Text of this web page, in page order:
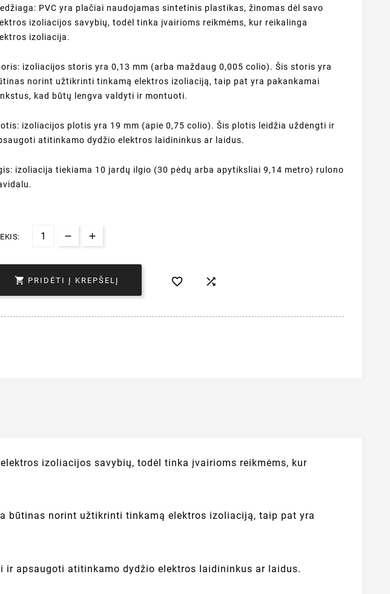
PVC yra plačiai naudojamas sintetinis plastikas, žinomas dėl savo
izoliacijos savybių, todėl tinka įvairioms reikmėms, kur reikalinga
izoliacija.
izoliacijos storis yra 0,13 mm (arba maždaug 0,005 colio). Šis storis yra
norint užtikrinti tinkamą elektros izoliaciją, taip pat yra pakankamai
kad būtų lengva valdyti ir montuoti.
izoliacijos plotis yra 19 mm (apie 0,75 colio). Šis plotis leidžia uždengti ir
atitinkamo dydžio elektros laidininkus ar laidus.
izoliacija tiekiama 10 jardų ilgio (30 pėdų arba apytiksliai 9,14 metro) rulono
 PRIDĖTI Į KREPŠELĮ  
izoliacijos savybių, todėl tinka įvairioms reikmėms, kur
būtinas norint užtikrinti tinkamą elektros izoliaciją, taip pat yra
apsaugoti atitinkamo dydžio elektros laidininkus ar laidus.